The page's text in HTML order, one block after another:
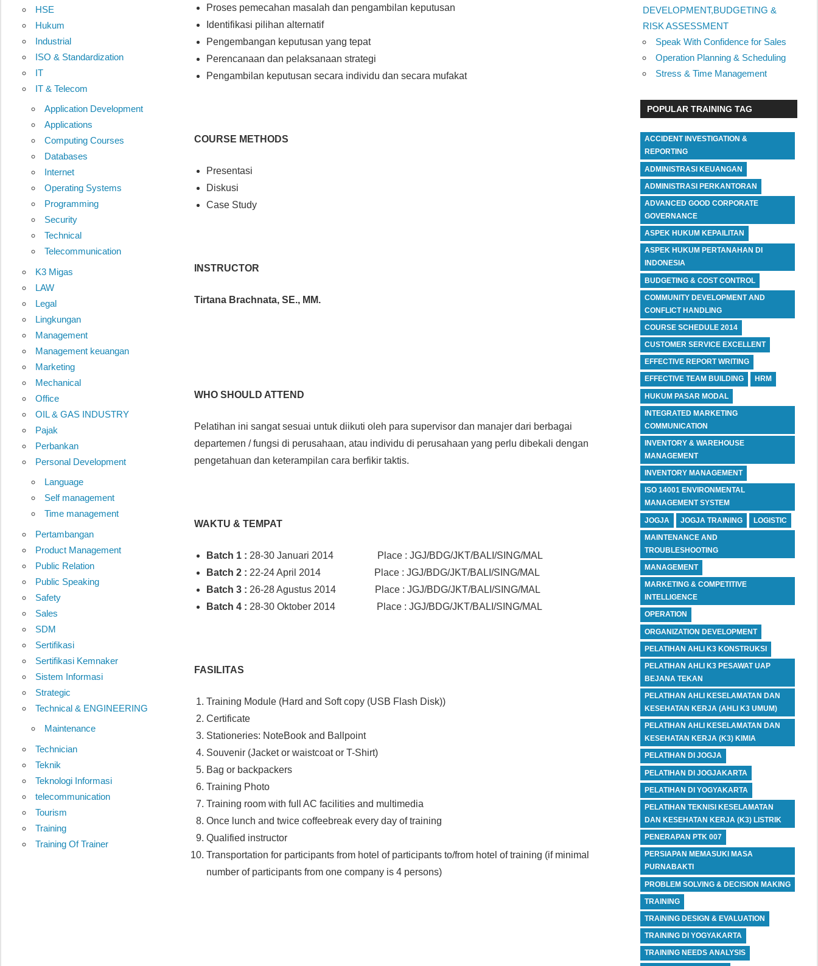
Proses pemecahan masalah dan pengambilan keputusan
Identifikasi pilihan alternatif
Pengembangan keputusan yang tepat
Perencanaan dan pelaksanaan strategi
Pengambilan keputusan secara individu dan secara mufakat
COURSE METHODS
Presentasi
Diskusi
Case Study
INSTRUCTOR
Tirtana Brachnata, SE., MM.
WHO SHOULD ATTEND
Pelatihan ini sangat sesuai untuk diikuti oleh para supervisor dan manajer dari berbagai
departemen / fungsi di perusahaan, atau individu di perusahaan yang perlu dibekali dengan
pengetahuan dan keterampilan cara berfikir taktis.
WAKTU & TEMPAT
Batch 1 : 28-30 Januari 2014 Place : JGJ/BDG/JKT/BALI/SING/MAL
Batch 2 : 22-24 April 2014 Place : JGJ/BDG/JKT/BALI/SING/MAL
Batch 3 : 26-28 Agustus 2014 Place : JGJ/BDG/JKT/BALI/SING/MAL
Batch 4 : 28-30 Oktober 2014 Place : JGJ/BDG/JKT/BALI/SING/MAL
FASILITAS
Training Module (Hard and Soft copy (USB Flash Disk))
Certificate
Stationeries: NoteBook and Ballpoint
Souvenir (Jacket or waistcoat or T-Shirt)
Bag or backpackers
Training Photo
Training room with full AC facilities and multimedia
Once lunch and twice coffeebreak every day of training
Qualified instructor
Transportation for participants from hotel of participants to/from hotel of training (if minimal
number of participants from one company is 4 persons)
HSE
Hukum
Industrial
ISO & Standardization
IT
IT & Telecom
Application Development
Applications
Computing Courses
Databases
Internet
Operating Systems
Programming
Security
Technical
Telecommunication
K3 Migas
LAW
Legal
Lingkungan
Management
Management keuangan
Marketing
Mechanical
Office
OIL & GAS INDUSTRY
Pajak
Perbankan
Personal Development
Language
Self management
Time management
Pertambangan
Product Management
Public Relation
Public Speaking
Safety
Sales
SDM
Sertifikasi
Sertifikasi Kemnaker
Sistem Informasi
Strategic
Technical & ENGINEERING
Maintenance
Technician
Teknik
Teknologi Informasi
telecommunication
Tourism
Training
Training Of Trainer
DEVELOPMENT,BUDGETING &
RISK ASSESSMENT
Speak With Confidence for Sales
Operation Planning & Scheduling
Stress & Time Management
POPULAR TRAINING TAG
ACCIDENT INVESTIGATION &
REPORTING
ADMINISTRASI KEUANGAN
ADMINISTRASI PERKANTORAN
ADVANCED GOOD CORPORATE
GOVERNANCE
ASPEK HUKUM KEPAILITAN
ASPEK HUKUM PERTANAHAN DI
INDONESIA
BUDGETING & COST CONTROL
COMMUNITY DEVELOPMENT AND
CONFLICT HANDLING
COURSE SCHEDULE 2014
CUSTOMER SERVICE EXCELLENT
EFFECTIVE REPORT WRITING
EFFECTIVE TEAM BUILDING HRM
HUKUM PASAR MODAL
INTEGRATED MARKETING
COMMUNICATION
INVENTORY & WAREHOUSE
MANAGEMENT
INVENTORY MANAGEMENT
ISO 14001 ENVIRONMENTAL
MANAGEMENT SYSTEM
JOGJA JOGJA TRAINING LOGISTIC
MAINTENANCE AND
TROUBLESHOOTING
MANAGEMENT
MARKETING & COMPETITIVE
INTELLIGENCE
OPERATION
ORGANIZATION DEVELOPMENT
PELATIHAN AHLI K3 KONSTRUKSI
PELATIHAN AHLI K3 PESAWAT UAP
BEJANA TEKAN
PELATIHAN AHLI KESELAMATAN DAN
KESEHATAN KERJA (AHLI K3 UMUM)
PELATIHAN AHLI KESELAMATAN DAN
KESEHATAN KERJA (K3) KIMIA
PELATIHAN DI JOGJA
PELATIHAN DI JOGJAKARTA
PELATIHAN DI YOGYAKARTA
PELATIHAN TEKNISI KESELAMATAN
DAN KESEHATAN KERJA (K3) LISTRIK
PENERAPAN PTK 007
PERSIAPAN MEMASUKI MASA
PURNABAKTI
PROBLEM SOLVING & DECISION MAKING
TRAINING
TRAINING DESIGN & EVALUATION
TRAINING DI YOGYAKARTA
TRAINING NEEDS ANALYSIS